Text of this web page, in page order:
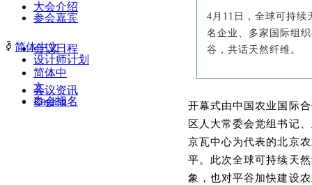
大会介绍
会议日程
会议资讯
参会嘉宾
设计师计划
参会报名
ꀅ 简体中文
简体中
文
English
4月11日，全球可持续
名企业、多家国际组
谷，共话天然纤维。
开幕式由中国农业国际
区人大常委会党组书记
京瓦中心为代表的北京
平。此次全球可持续天
象，也对平谷加快建设